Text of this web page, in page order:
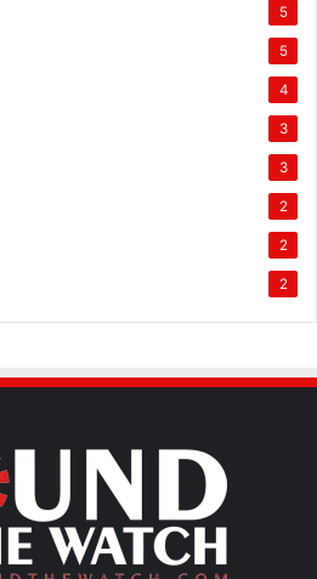
5
5
4
3
3
2
2
2